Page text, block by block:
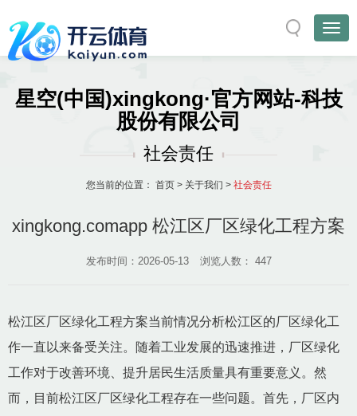
星空(中国)xingkong·官方网站-科技
股份有限公司
社会责任
您当前的位置： 首页> 关于我们 > 社会责任
xingkong.comapp 松江区厂区绿化工程方案
发布时间：2026-05-13 浏览人数： 447
松江区厂区绿化工程方案当前情况分析松江区的厂区绿化工
作一直以来备受关注。随着工业发展的迅速推进，厂区绿化
工作对于改善环境、提升居民生活质量具有重要意义。然
而，目前松江区厂区绿化工程存在一些问题。首先，厂区内